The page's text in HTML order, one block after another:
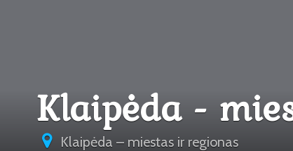
Klaipėda -
Klaipėda – miestas ir regionas